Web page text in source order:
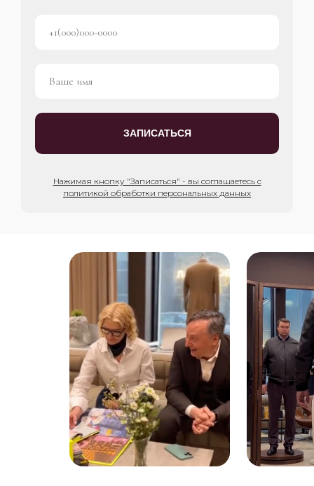
ЗАПИСАТЬСЯ
Нажимая кнопку "Записаться" - вы соглашаетесь с
политикой обработки персональных данных